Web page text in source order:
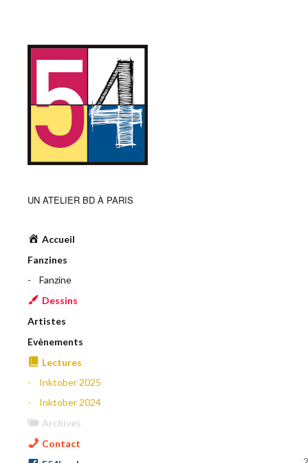
UN ATELIER BD À PARIS
Accueil
Fanzines
Fanzine
Dessins
Artistes
Evènements
Lectures
Inktober 2025
Inktober 2024
Archives
Contact